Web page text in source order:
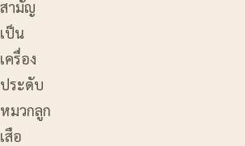
สามัญ
เป็น
เครื่อง
ประดับ
หมวกลูก
เสือ